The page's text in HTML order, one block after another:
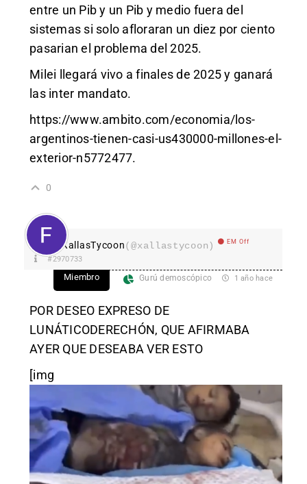
entre un Pib y un Pib y medio fuera del
sistemas si solo afloraran un diez por ciento
pasarian el problema del 2025.
Milei llegará vivo a finales de 2025 y ganará
las inter mandato.
https://www.ambito.com/economia/los-
argentinos-tienen-casi-us430000-millones-el-
exterior-n5772477.
0
XallasTycoon(@xallastycoon) EM Off
#2970733
Miembro Gurú demoscópico 1 año hace
POR DESEO EXPRESO DE
LUNÁTICODERECHÓN, QUE AFIRMABA
AYER QUE DESEABA VER ESTO
[img